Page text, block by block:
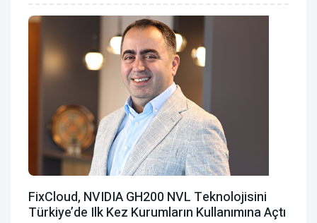
FixCloud, NVIDIA GH200 NVL Teknolojisini
Türkiye’de Ilk Kez Kurumların Kullanımına Açtı